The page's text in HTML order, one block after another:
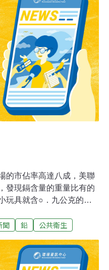
在召回通知中說，長期
果。鎘是致癌物質，也會
史瑞克主題杯顏料中的鎘
就把手放入嘴中，鎘可能
色和黃色。這些杯子的顏
的鎘會從杯子表面脫
細說明，檢驗時從顏料中
委員會目前制定的標準，
的市佔率高達八成，美聯
發現鎘含量的重量比有的
玩具就含○．九公克的
劑，進入人體會囤積在腎
鎘含量高的玩具就會吸收
授萊特近期研究顯示，由
聞 鉛 公共衛生